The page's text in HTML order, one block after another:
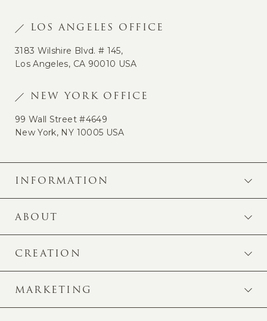
LOS ANGELES OFFICE
3183 Wilshire Blvd. # 145,
Los Angeles, CA 90010 USA
NEW YORK OFFICE
99 Wall Street #4649
New York, NY 10005 USA
INFORMATION
ABOUT
CREATION
MARKETING